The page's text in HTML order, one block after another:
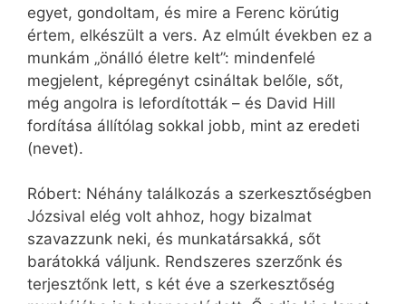
egyet, gondoltam, és mire a Ferenc körútig
értem, elkészült a vers. Az elmúlt években ez a
munkám „önálló életre kelt”: mindenfelé
megjelent, képregényt csináltak belőle, sőt,
még angolra is lefordították – és David Hill
fordítása állítólag sokkal jobb, mint az eredeti
(nevet).
Róbert: Néhány találkozás a szerkesztőségben
Józsival elég volt ahhoz, hogy bizalmat
szavazzunk neki, és munkatársakká, sőt
barátokká váljunk. Rendszeres szerzőnk és
terjesztőnk lett, s két éve a szerkesztőség